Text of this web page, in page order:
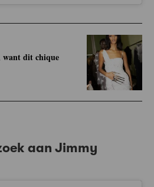
want dit chique
aan Jimmy